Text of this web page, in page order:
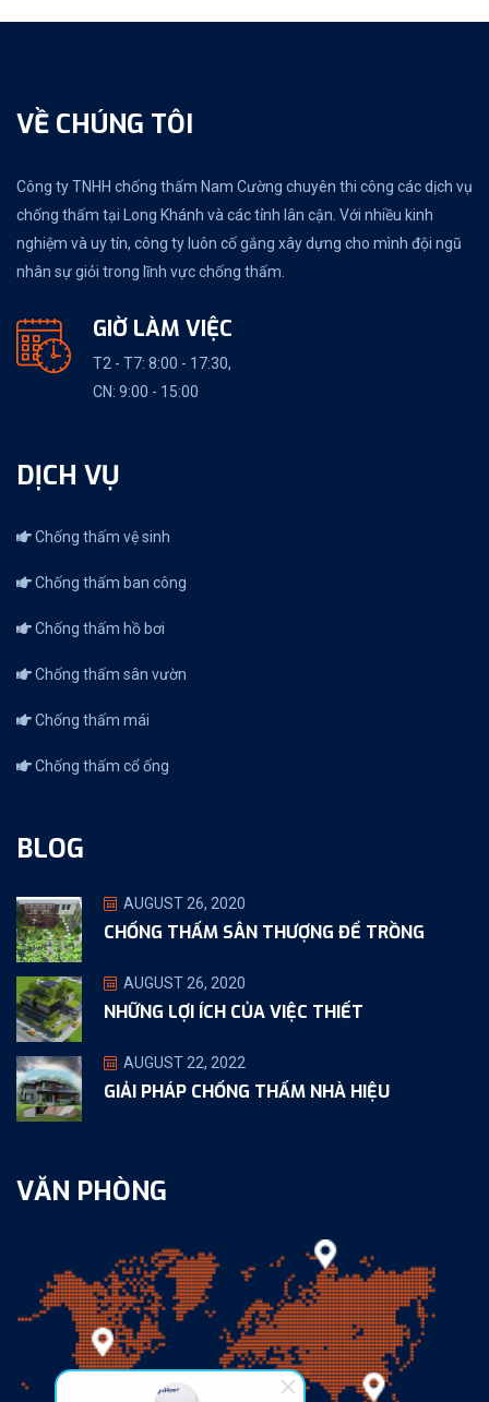
VỀ CHÚNG TÔI
Công ty TNHH chống thấm Nam Cường chuyên thi công các dịch vụ
chống thấm tại Long Khánh và các tỉnh lân cận. Với nhiều kinh
nghiệm và uy tín, công ty luôn cố gắng xây dựng cho mình đội ngũ
nhân sự giỏi trong lĩnh vực chống thấm.
GIỜ LÀM VIỆC
T2 - T7: 8:00 - 17:30,
CN: 9:00 - 15:00
DỊCH VỤ
Chống thấm vệ sinh
Chống thấm ban công
Chống thấm hồ bơi
Chống thấm sân vườn
Chống thấm mái
Chống thấm cổ ống
BLOG
AUGUST 26, 2020
CHỐNG THẤM SÂN THƯỢNG ĐỂ TRỒNG
AUGUST 26, 2020
NHỮNG LỢI ÍCH CỦA VIỆC THIẾT
AUGUST 22, 2022
GIẢI PHÁP CHỐNG THẤM NHÀ HIỆU
VĂN PHÒNG